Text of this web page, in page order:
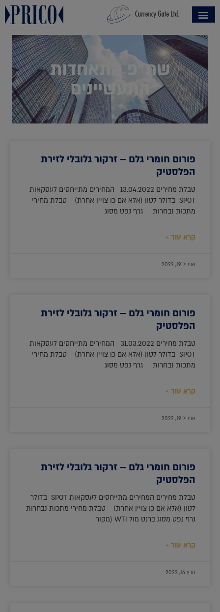
שת"פ התאחדות
התעשיינים
פורום חומרי גלם – זרקור גלובלי לזירת
הפלסטיק
טבלת מחירים 13.04.2022 המחירים מתייחסים לעסקאות
SPOT בדולר לטון (אלא אם כן צויין אחרת) טבלת מחירי
מתכות נבחרות גרף נפט מסוג
קרא עוד »
אפריל 19, 2022
פורום חומרי גלם – זרקור גלובלי לזירת
הפלסטיק
טבלת מחירים 31.03.2022 המחירים מתייחסים לעסקאות
SPOT בדולר לטון (אלא אם כן צויין אחרת) טבלת מחירי
מתכות נבחרות גרף נפט מסוג
קרא עוד »
אפריל 19, 2022
פורום חומרי גלם – זרקור גלובלי לזירת
הפלסטיק
טבלת מחירים המחירים מתייחסים לעסקאות SPOT בדולר
לטון (אלא אם כן צויין אחרת) טבלת מחירי מתכות נבחרות
גרף נפט מסוג ברנט מול WTI (מקור
קרא עוד »
מרץ 16, 2022